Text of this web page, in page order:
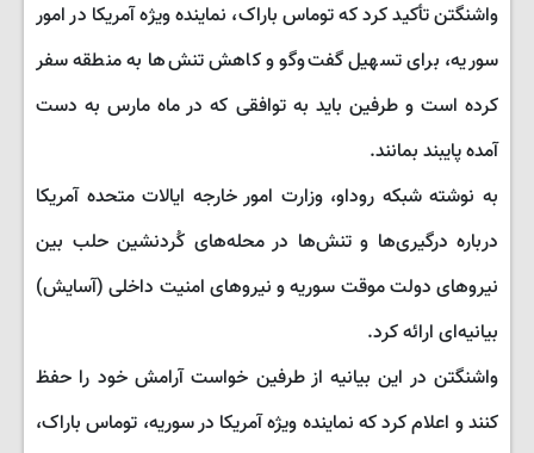
واشنگتن تأکید کرد که توماس باراک، نماینده ویژه آمریکا در امور
سوریه، برای تسهیل گفت‌وگو و کاهش تنش‌ها به منطقه سفر
کرده است و طرفین باید به توافقی که در ماه مارس به دست
آمده پایبند بمانند.
به نوشته شبکه روداو، وزارت امور خارجه ایالات متحده آمریکا
درباره درگیری‌ها و تنش‌ها در محله‌های کُردنشین حلب بین
نیروهای دولت موقت سوریه و نیروهای امنیت داخلی (آسایش)
بیانیه‌ای ارائه کرد.
واشنگتن در این بیانیه از طرفین خواست آرامش خود را حفظ
کنند و اعلام کرد که نماینده ویژه آمریکا در سوریه، توماس باراک،